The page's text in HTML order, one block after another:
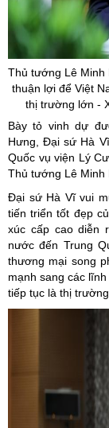
Thủ tướng Lê Minh
thuận lợi để Việt
thị trường lớn -
Bày tỏ vinh dự
Hưng, Đại sứ Hà
Quốc vụ viện Lý
Thủ tướng Lê Minh
Đại sứ Hà Vĩ vui
tiến triển tốt đẹp
xúc cấp cao diễn
nước đến Trung
thương mại song
mạnh sang các
tiếp tục là thị